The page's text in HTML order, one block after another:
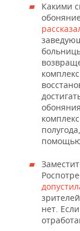
КИБЕРСПОРТ
ФИГУРНОЕ
ВОДНЫЕ
ХОККЕЙ С
КУЛЬТУРА
МЕДИЦИНА
СПИСОККакими
помощью
нет.